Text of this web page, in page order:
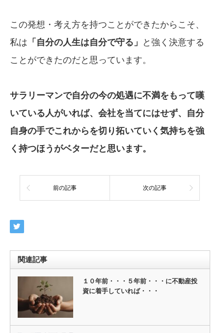
この発想・考え方を持つことができたからこそ、
私は 「自分の人生は自分で守る」
と強く決意する
ことができたのだと思っています。
サラリーマンで自分の今の処遇に不満をもって嘆
いている人がいれば、会社を当てにはせず、自分
自身の手でこれから を切り拓いていく気持ちを強
く持つほうがベターだと思います。
前の記事 次の記事
関連記事
１０年前・・・５年前・・・に不動産投
資に着手していれば・・・